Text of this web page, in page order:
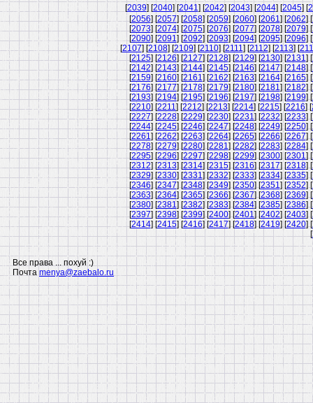
[2039] [2040] [2041] [2042] [2043] [2044] [2045] [
[2056] [2057] [2058] [2059] [2060] [2061] [2062] [
[2073] [2074] [2075] [2076] [2077] [2078] [2079] [
[2090] [2091] [2092] [2093] [2094] [2095] [2096] [
[2107] [2108] [2109] [2110] [2111] [2112] [2113] [
[2125] [2126] [2127] [2128] [2129] [2130] [2131] [
[2142] [2143] [2144] [2145] [2146] [2147] [2148] [
[2159] [2160] [2161] [2162] [2163] [2164] [2165] [
[2176] [2177] [2178] [2179] [2180] [2181] [2182] [
[2193] [2194] [2195] [2196] [2197] [2198] [2199] [
[2210] [2211] [2212] [2213] [2214] [2215] [2216] [
[2227] [2228] [2229] [2230] [2231] [2232] [2233] [
[2244] [2245] [2246] [2247] [2248] [2249] [2250] [
[2261] [2262] [2263] [2264] [2265] [2266] [2267] [
[2278] [2279] [2280] [2281] [2282] [2283] [2284] [
[2295] [2296] [2297] [2298] [2299] [2300] [2301] [
[2312] [2313] [2314] [2315] [2316] [2317] [2318] [
[2329] [2330] [2331] [2332] [2333] [2334] [2335] [
[2346] [2347] [2348] [2349] [2350] [2351] [2352] [
[2363] [2364] [2365] [2366] [2367] [2368] [2369] [
[2380] [2381] [2382] [2383] [2384] [2385] [2386] [
[2397] [2398] [2399] [2400] [2401] [2402] [2403] [
[2414] [2415] [2416] [2417] [2418] [2419] [2420] [
[
Все права ... похуй :)
Почта menya@zaebalo.ru